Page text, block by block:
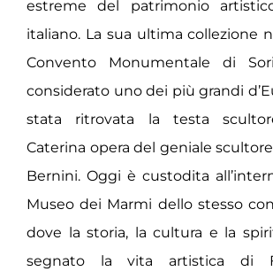
estreme del patrimonio
italiano. La sua ultima collezione
Convento Monumentale di
considerato uno dei più grandi
stata ritrovata la testa
Caterina opera del geniale
Bernini. Oggi è custodita
Museo dei Marmi dello stesso
dove la storia, la cultura e la
segnato la vita artistica di